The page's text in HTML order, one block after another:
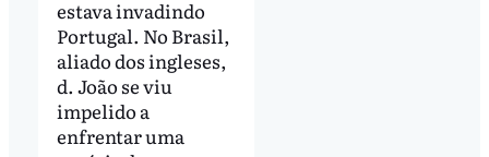
estava invadindo
Portugal. No Brasil,
aliado dos ingleses,
d. João se viu
impelido a
enfrentar uma